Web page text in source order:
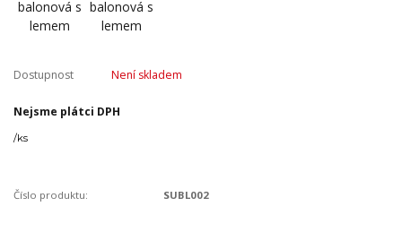
Dostupnost Není skladem
Nejsme plátci DPH
/ks
Číslo produktu: SUBL002